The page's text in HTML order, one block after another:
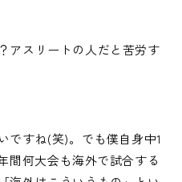
アスリートの人だと苦労す
ですね(笑)。でも僕自身中1
間何大会も海外で試合する